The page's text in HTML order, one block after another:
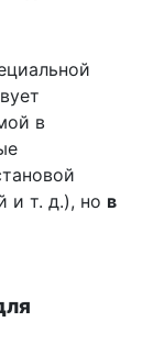
в
и т. д.), но в